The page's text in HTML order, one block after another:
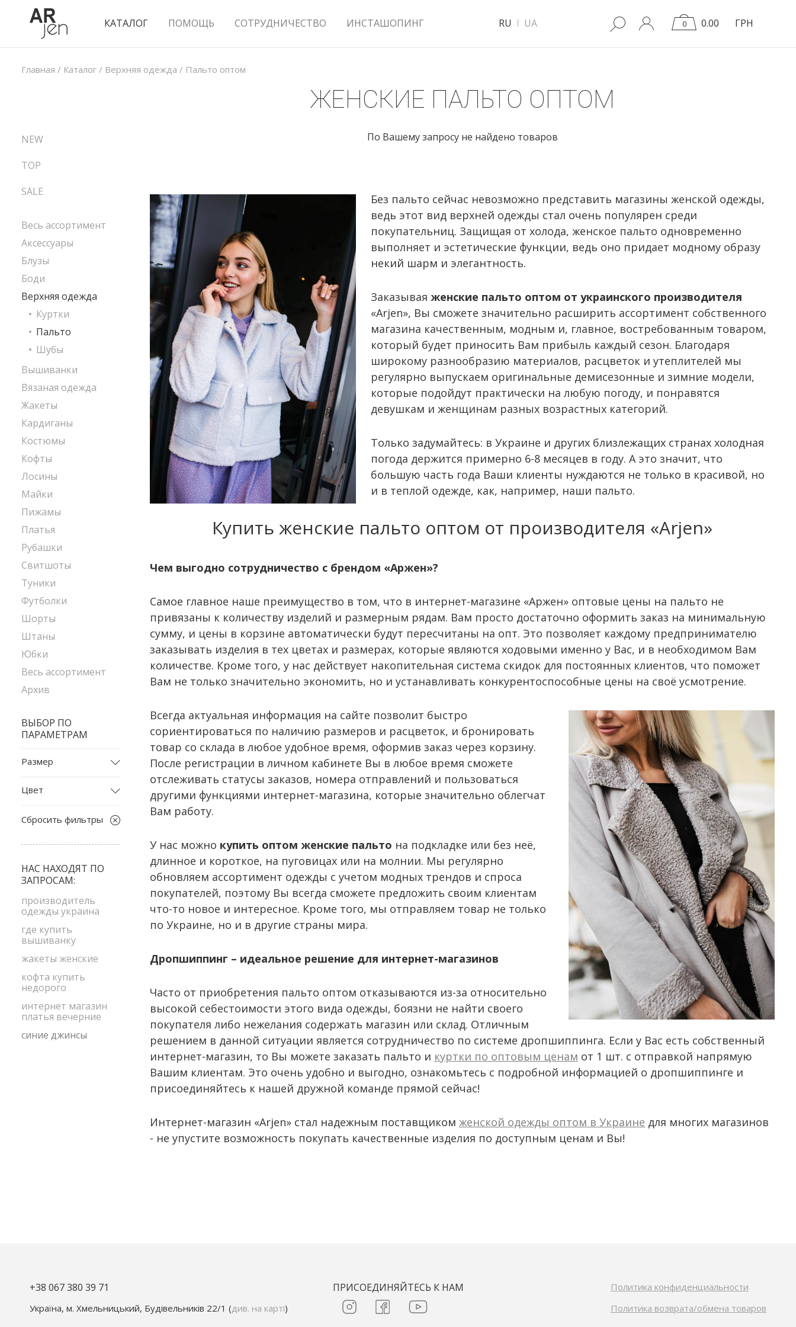
КАТАЛОГ ПОМОЩЬ СОТРУДНИЧЕСТВО ИНСТАШОПИНГ RU UA 0 0.00 ГРН
Главная / Каталог / Верхняя одежда / Пальто оптом
ЖЕНСКИЕ ПАЛЬТО ОПТОМ
Без пальто сейчас невозможно представить магазины женской одежды,
ведь этот вид верхней одежды стал очень популярен среди
покупательниц. Защищая от холода, женское пальто одновременно
выполняет и эстетические функции, ведь оно придает модному образу
некий шарм и элегантность.
Заказываяженские пальто оптом от украинского производителя
«Arjen», Вы сможете значительно расширить ассортимент собственного
магазина качественным, модным и, главное, востребованным товаром,
который будет приносить Вам прибыль каждый сезон. Благодаря
широкому разнообразию материалов, расцветок и утеплителей мы
регулярно выпускаем оригинальные демисезонные и зимние модели,
которые подойдут практически на любую погоду, и понравятся
девушкам и женщинам разных возрастных категорий.
Только задумайтесь: в Украине и других близлежащих странах холодная
погода держится примерно 6-8 месяцев в году. А это значит, что
большую часть года Ваши клиенты нуждаются не только в красивой, но
и в теплой одежде, как, например, наши пальто.
Купить женские пальто оптом от производителя «Arjen»
Чем выгодно сотрудничество с брендом «Аржен»?
Самое главное наше преимущество в том, что в интернет-магазине «Аржен» оптовые цены на пальто не
привязаны к количеству изделий и размерным рядам. Вам просто достаточно оформить заказ на минимальную
сумму, и цены в корзине автоматически будут пересчитаны на опт. Это позволяет каждому предпринимателю
заказывать изделия в тех цветах и размерах, которые являются ходовыми именно у Вас, и в необходимом Вам
количестве. Кроме того, у нас действует накопительная система скидок для постоянных клиентов, что поможет
Вам не только значительно экономить, но и устанавливать конкурентоспособные цены на своё усмотрение.
Всегда актуальная информация на сайте позволит быстро
сориентироваться по наличию размеров и расцветок, и бронировать
товар со склада в любое удобное время, оформив заказ через корзину.
После регистрации в личном кабинете Вы в любое время сможете
отслеживать статусы заказов, номера отправлений и пользоваться
другими функциями интернет-магазина, которые значительно облегчат
Вам работу.
У нас можно купить оптом женские пальто на подкладке или без неё,
длинное и короткое, на пуговицах или на молнии. Мы регулярно
обновляем ассортимент одежды с учетом модных трендов и спроса
покупателей, поэтому Вы всегда сможете предложить своим клиентам
что-то новое и интересное. Кроме того, мы отправляем товар не только
по Украине, но и в другие страны мира.
Дропшиппинг – идеальное решение для интернет-магазинов
Часто от приобретения пальто оптом отказываются из-за относительно
высокой себестоимости этого вида одежды, боязни не найти своего
покупателя либо нежелания содержать магазин или склад. Отличным
решением в данной ситуации является сотрудничество по системе дропшиппинга. Если у Вас есть собственный
интернет-магазин, то Вы можете заказать пальто и куртки по оптовым ценам от 1 шт. с отправкой напрямую
Вашим клиентам. Это очень удобно и выгодно, ознакомьтесь с подробной информацией о дропшиппинге и
присоединяйтесь к нашей дружной команде прямой сейчас!
Интернет-магазин «Arjen» стал надежным поставщиком женской одежды оптом в Украине для многих магазинов
- не упустите возможность покупать качественные изделия по доступным ценам и Вы!
По Вашему запросу не найдено товаров
NEW
TOP
SALE
Весь ассортимент
Аксессуары
Блузы
Боди
Верхняя одежда
Куртки
Пальто
Шубы
Вышиванки
Вязаная одежда
Жакеты
Кардиганы
Костюмы
Кофты
Лосины
Майки
Пижамы
Платья
Рубашки
Свитшоты
Туники
Футболки
Шорты
Штаны
Юбки
Весь ассортимент
Архив
ВЫБОР ПО
ПАРАМЕТРАМ
Размер
M
S-M
Цвет
желтый
зеленый
коричневый
оранжевый
розовый
серый
черный
Сбросить фильтры
НАС НАХОДЯТ ПО
ЗАПРОСАМ:
производитель
одежды украина
где купить
вышиванку
жакеты женские
кофта купить
недорого
интернет магазин
платья вечерние
синие джинсы
+38 067 380 39 71
Україна, м. Хмельницький, Будівельників 22/1 (див. на карті)
ПРИСОЕДИНЯЙТЕСЬ К НАМ
Политика конфиденциальности
Политика возврата/обмена товаров